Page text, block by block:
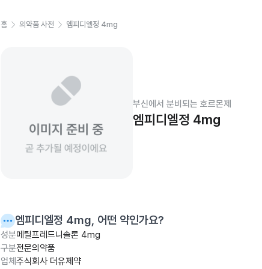
홈 의약품 사전 엠피디엘정 4mg
부신에서 분비되는 호르몬제
엠피디엘정 4mg
엠피디엘정 4mg, 어떤 약인가요?
성분메틸프레드니솔론 4mg
구분전문의약품
업체 주식회사 더유제약